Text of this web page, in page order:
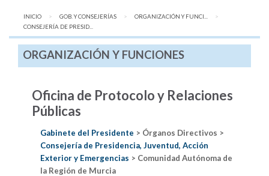
INICIO GOB. Y CONSEJERÍAS
ORGANIZACIÓN Y FUNCI...
AQUÍ:
CONSEJERÍA DE PRESID...
ORGANIZACIÓN Y FUNCIONES
Oficina de Protocolo y Relaciones
Públicas
Gabinete del Presidente > Órganos Directivos >
Consejería de Presidencia, Juventud, Acción
Exterior y Emergencias > Comunidad Autónoma de
la Región de Murcia